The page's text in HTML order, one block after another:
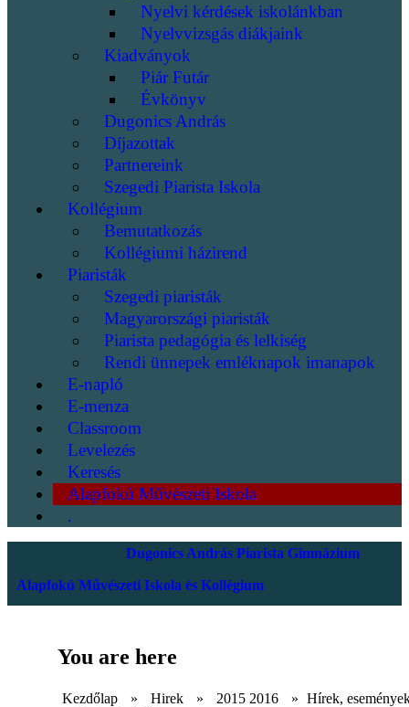
Nyelvi kérdések iskolánkban
Nyelvvizsgás diákjaink
Kiadványok
Piár Futár
Évkönyv
Dugonics András
Díjazottak
Partnereink
Szegedi Piarista Iskola
Kollégium
Bemutatkozás
Kollégiumi házirend
Piaristák
Szegedi piaristák
Magyarországi piaristák
Piarista pedagógia és lelkiség
Rendi ünnepek emléknapok imanapok
E-napló
E-menza
Classroom
Levelezés
Keresés
Alapfokú Művészeti Iskola
.
Dugonics András Piarista Gimnázium
Alapfokú Művészeti Iskola és Kollégium
You are here
Kezdőlap » Hirek » 2015 2016 » Hírek,